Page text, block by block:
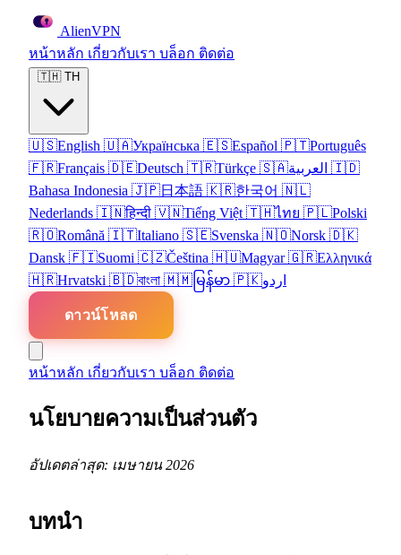
AlienVPN
หน้าหลัก เกี่ยวกับเรา บล็อก ติดต่อ
🇹🇭 TH
🇺🇸English 🇺🇦Українська 🇪🇸Español 🇵🇹Português
🇫🇷Français 🇩🇪Deutsch 🇹🇷Türkçe 🇸🇦
🇮🇩
Bahasa Indonesia 🇯🇵日本語 🇰🇷한국어 🇳🇱
Nederlands 🇮🇳हिन्दी 🇻🇳Tiếng Việt 🇹🇭ไทย 🇵🇱Polski
🇷🇴Română 🇮🇹Italiano 🇸🇪Svenska 🇳🇴Norsk 🇩🇰
Dansk 🇫🇮Suomi 🇨🇿Čeština 🇭🇺Magyar🇬🇷Ελληνικά
🇭🇷Hrvatski 🇧🇩বাংলা 🇲🇲 မြန်မာ 🇵🇰اردو
ดาวน์โหลด
หน้าหลัก เกี่ยวกับเรา บล็อก ติดต่อ
นโยบายความเป็นส่วนตัว
อัปเดตล่าสุด: เมษายน 2026
บทนำ